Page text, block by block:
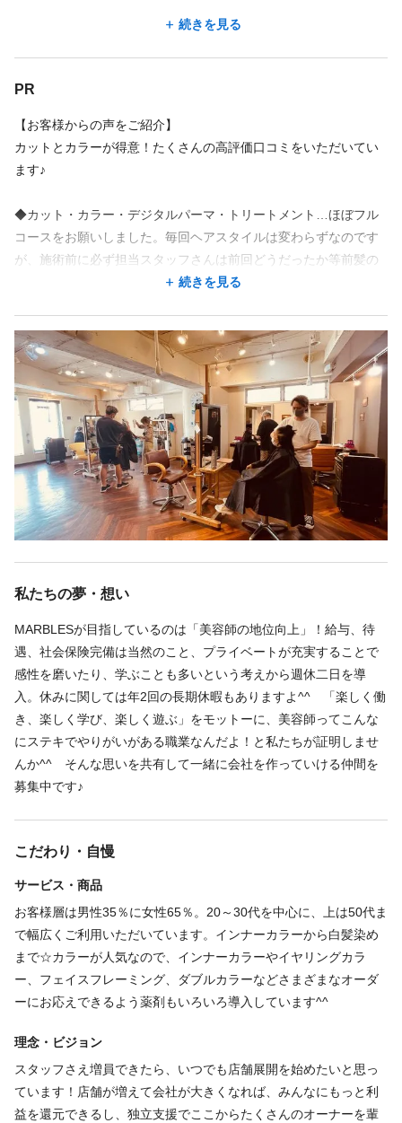
なら、パートさんも歩合でしっかり稼いでください^^
＜試用期間あり＞ 〜 1ヶ月 / 時給 1,300円 〜 2,000円
神奈川県 横浜市西区 北幸1-5-3 アーバンヨコハマビル8F
横浜駅 徒歩 2分
勤務地が希望に合わなくても、応募した後に相談できることが
あります。
この求人の別店舗
HairSalon Aula bymarbles 横浜駅 徒歩6分
勤務時間
週3回 週4回 週5回 シフト制 時短勤務OK
＊予約優先制
＊朝から17時まで勤務可能な方歓迎！
（柔軟に対応するので、ご応募後まずはご相談ください）
休日
完全週休2日 日曜休み
＊週休二日/月8日休（シフト休）
＊週3～5日勤務できる方
☆土日、またはどちらかでも出勤いただけると助かりますが…ま
ずはご応募後希望をお聞かせください
ヘアメイク ヘッドスパ ヘアセット
◆施術を中心としたサロン内業務全般
や換気）
大型店やチェーン店も良いけど、自分には地域密着型の個人サロ
続きを見る
PR
【お客様からの声をご紹介】
カットとカラーが得意！たくさんの高評価口コミをいただいてい
ます♪
◆カット・カラー・デジタルパーマ・トリートメント…ほぼフル
コースをお願いしました。毎回ヘアスタイルは変わらずなのです
が、施術前に必ず担当スタッフさんは前回どうだったか等前髪の
長さまで細かく丁寧なカウンセリングをして下さるのでこちらと
◆いつも理想どおりに仕上げてくれます。手際もよくめちゃめち
ゃお勧めです。
◆ミラクルおきました！いつも美容室に行っても気づかない家族
みんなが気づき、どこのお店？と聞くぐらい。私の望んだイメチ
ェンを叶えてくれて。こんなお店は今までなくて感謝！平日でも
お客さんが途絶えない人気店です。友人にオススメしました！
じでカラーもいつもキレイに仕上げてくれます。
続きを見る
私たちの夢・想い
MARBLESが目指しているのは「美容師の地位向上」！給与、待
遇、社会保険完備は当然のこと、プライベートが充実することで
感性を磨いたり、学ぶことも多いという考えから週休二日を導
入。休みに関しては年2回の長期休暇もありますよ^^ 「楽しく働
き、楽しく学び、楽しく遊ぶ」をモットーに、美容師ってこんな
にステキでやりがいがある職業なんだよ！と私たちが証明しませ
んか^^ そんな思いを共有して一緒に会社を作っていける仲間を
募集中です♪
こだわり・自慢
サービス・商品
お客様層は男性35％に女性65％。20～30代を中心に、上は50代ま
で幅広くご利用いただいています。インナーカラーから白髪染め
まで☆カラーが人気なので、インナーカラーやイヤリングカラ
ー、フェイスフレーミング、ダブルカラーなどさまざまなオーダ
ーにお応えできるよう薬剤もいろいろ導入しています^^
理念・ビジョン
スタッフさえ増員できたら、いつでも店舗展開を始めたいと思っ
ています！店舗が増えて会社が大きくなれば、みんなにもっと利
益を還元できるし、独立支援でここからたくさんのオーナーを輩